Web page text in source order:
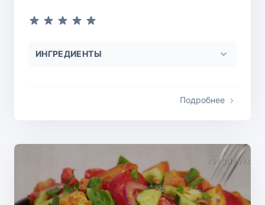
ИНГРЕДИЕНТЫ
Подробнее